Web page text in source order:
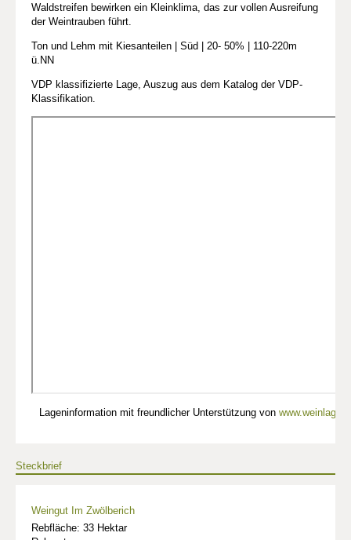
Waldstreifen bewirken ein Kleinklima, das zur vollen Ausreifung
der Weintrauben führt.
Ton und Lehm mit Kiesanteilen | Süd | 20- 50% | 110-220m
ü.NN
VDP klassifizierte Lage, Auszug aus dem Katalog der VDP-
Klassifikation.
Lageninformation mit freundlicher Unterstützung von
Steckbrief
Weingut Im Zwölberich
Rebfläche: 33 Hektar